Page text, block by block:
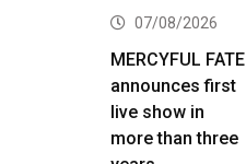
07/08/2026
MERCYFUL FATE
announces first
live show in
more than three